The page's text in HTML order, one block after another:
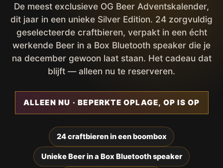
De meest exclusieve OG Beer Adventskalender,
dit jaar in een unieke Silver Edition. 24 zorgvuldig
geselecteerde craftbieren, verpakt in een écht
werkende Beer in a Box Bluetooth speaker die je
na december gewoon laat staan. Het cadeau dat
blijft — alleen nu te reserveren.
ALLEEN NU · BEPERKTE OPLAGE, OP IS OP
24 craftbieren in een boombox
Unieke Beer in a Box Bluetooth speaker